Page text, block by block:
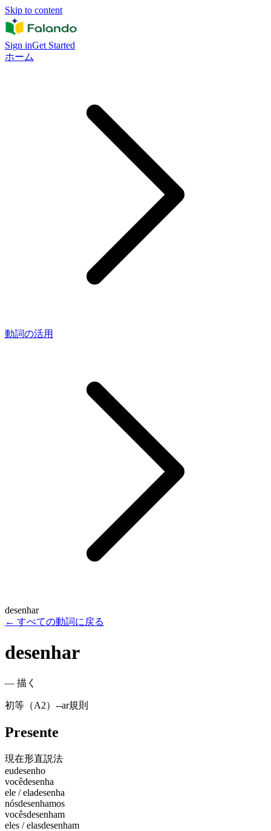
Skip to content
Sign inGet Started
ホーム
動詞の活用
desenhar
← すべての動詞に戻る
desenhar
— 描く
初等（A2） --ar規則
Presente
現在形直説法
eudesenho
vocêdesenha
ele / eladesenha
nósdesenhamos
vocêsdesenham
eles / elasdesenham